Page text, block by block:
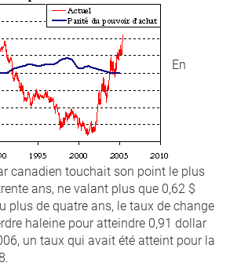
En
canadien touchait son point le plus
ans, ne valant plus que 0,62 $
plus de quatre ans, le taux de change
haleine pour atteindre 0,91 dollar
un taux qui avait été atteint pour la